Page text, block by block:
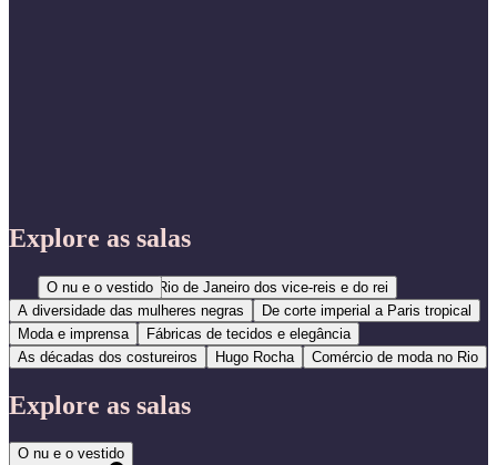
Explore as salas
O nu e o vestidoO Rio de Janeiro dos vice-reis e do rei
A diversidade das mulheres negras
De corte imperial a Paris tropical
Moda e imprensa
Fábricas de tecidos e elegância
As décadas dos costureiros
Hugo Rocha Comércio de moda no Rio
Explore as salas
O nu e o vestido